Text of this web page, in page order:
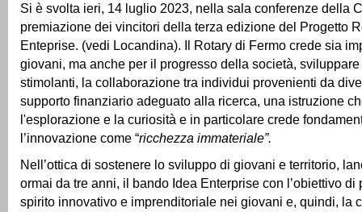
Si è svolta ieri, 14 luglio 2023, nella sala conferenze della
premiazione dei vincitori della terza edizione del Progetto
Enteprise. (vedi Locandina). Il Rotary di Fermo crede sia
giovani, ma anche per il progresso della società,
stimolanti, la collaborazione tra individui provenienti da
supporto finanziario adeguato alla ricerca, una istruzione
l'esplorazione e la curiosità e in particolare crede
l’innovazione come “ricchezza immateriale”.
Nell’ottica di sostenere lo sviluppo di giovani e territorio,
ormai da tre anni, il bando Idea Enterprise con l’obiettivo di
spirito innovativo e imprenditoriale nei giovani e, quindi, la